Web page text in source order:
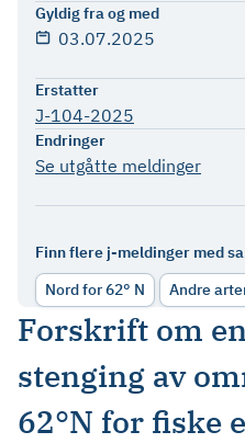
Gyldig fra og med
03.07.2025
Erstatter
J-104-2025
Endringer
Se utgåtte meldinger
Finn flere j-meldinger med
Nord for 62° N
Andre
Forskrift om
stenging av
62°N for fiske